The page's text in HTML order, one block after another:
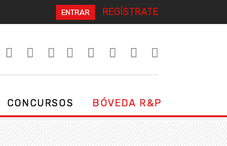
ENTRAR REGÍSTRATE
CONCURSOS BÓVEDA R&P